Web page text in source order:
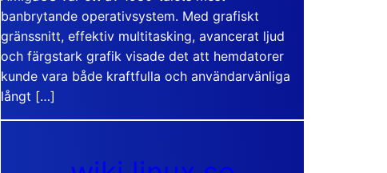
banbrytande operativsystem. Med grafiskt
gränssnitt, effektiv multitasking, avancerat ljud
och färgstark grafik visade det att hemdatorer
kunde vara både kraftfulla och användarvänliga
långt […]